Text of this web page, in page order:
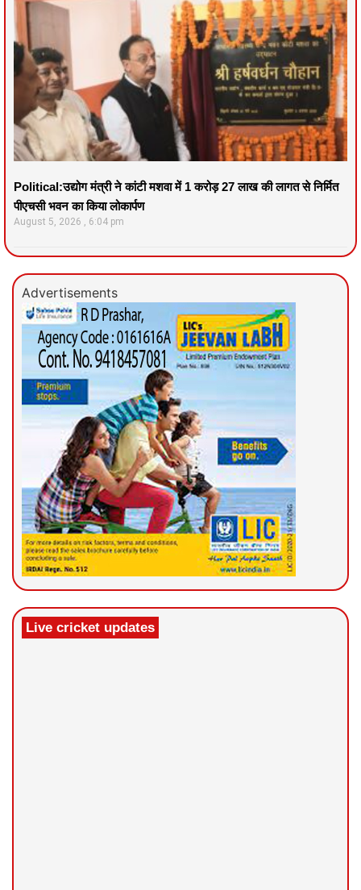
Political:उद्योग मंत्री ने कांटी मशवा में 1 करोड़ 27 लाख की लागत से निर्मित
पीएचसी भवन का किया लोकार्पण
August 5, 2026 6:04 pm
Advertisements
Live cricket updates